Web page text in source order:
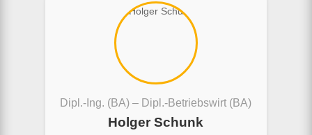
Dipl.-Ing. (BA) – Dipl.-Betriebswirt (BA)
Holger Schunk